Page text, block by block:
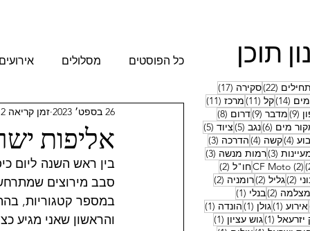
כל הפוסטים מסלולים
אליפות
26 בספט׳ 2023 זמן קריאה 2 דקות
בין ראש השנה ליום
במספר קטגוריות,
והראשון שאני מגיע
תוכן
(22) 22 פוסטים
סקירה (17)
17 פוסטים
(14) 14 פוסטים
קל (11) 11 פוסטים
מרכז (11)
11 פוסטים
(9) 9 פוסטיםמדבר (9) 9 פוסטיםדרום (8) 8 פוסטים
מים (6) 6 פוסטיםנגב (5) 5 פוסטיםציוד (5) 5 פוסטים
(4) 4 פוסטיםקשה (4) 4 פוסטיםהדרכה (3) 3 פוסטים
(3) 3 פוסטיםרמות מנשה (3) 3 פוסטים
2 פוסטים
CF Moto (2) 2 פוסטיםחו"ל (2) 2 פוסטים
(2) 2 פוסטיםגליל (2) 2 פוסטיםרומניה (2) 2 פוסטים
מצלמה (2) 2 פוסטיםבנלי (1) פוסט 1
פוסט 1
אירוע (1) פוסט 1
גולן (1) פוסט 1
הונדה (1) פוסט 1
1
(1) פוסט 1
גוש עציון (1) פוסט 1